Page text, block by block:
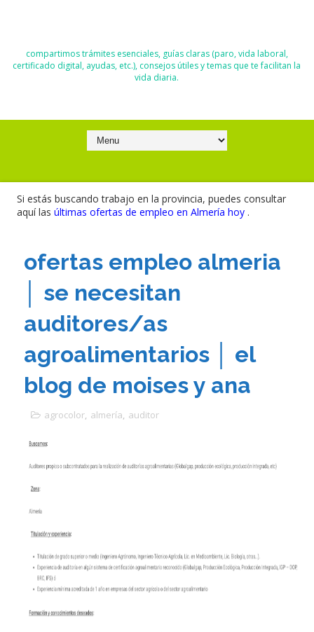
compartimos trámites esenciales, guías claras (paro, vida laboral,
certificado digital, ayudas, etc.), consejos útiles y temas que te facilitan la
vida diaria.
Si estás buscando trabajo en la provincia, puedes consultar
aquí las últimas ofertas de empleo en Almería hoy .
ofertas empleo almeria
│ se necesitan
auditores/as
agroalimentarios │ el
blog de moises y ana
agrocolor, almería, auditor